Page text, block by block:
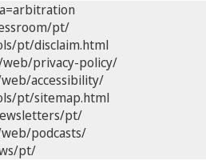
pt/
pt/disclaim.html
privacy-policy/
accessibility/
pt/sitemap.html
pt/
podcasts/
pt/